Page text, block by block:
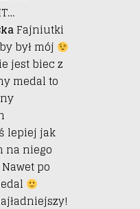
Fajniutki
był mój
jest biec z
medal to
lepiej jak
na niego
Nawet po